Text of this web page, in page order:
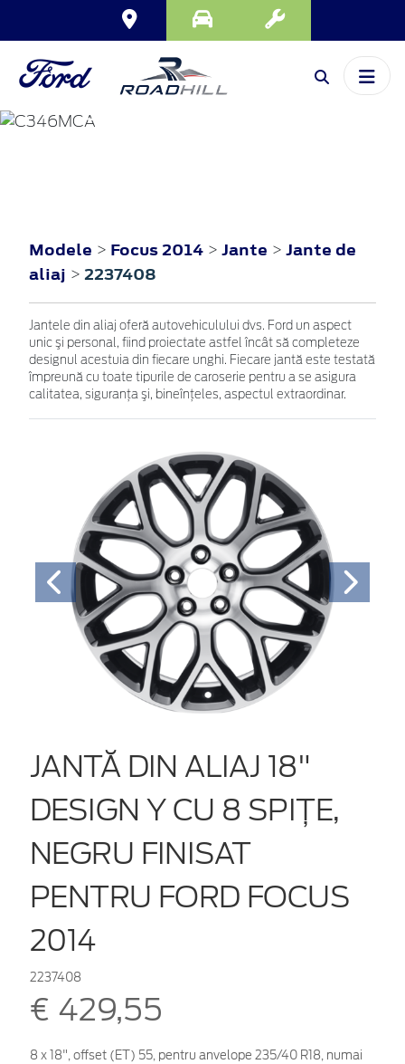
FOCUS
Modele > Focus 2014 > Jante > Jante de
aliaj > 2237408
Jantele din aliaj oferă autovehiculului dvs. Ford un aspect
unic şi personal, fiind proiectate astfel încât să completeze
designul acestuia din fiecare unghi. Fiecare jantă este testată
împreună cu toate tipurile de caroserie pentru a se asigura
calitatea, siguranţa şi, bineînţeles, aspectul extraordinar.
JANTĂ DIN ALIAJ 18"
DESIGN Y CU 8 SPIŢE,
NEGRU FINISAT
PENTRU FORD FOCUS
2014
2237408
€ 429,55
8 x 18", offset (ET) 55, pentru anvelope 235/40 R18, numai